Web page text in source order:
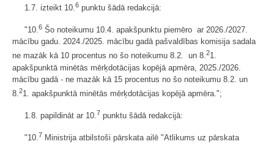
1.7. izteikt 10. 6 punktu šādā redakcijā:
"10.6 Šo noteikumu 10.4. apakšpunktu piemēro ar 2026./2027.
mācību gadu. 2024./2025. mācību gadā pašvaldības komisija sadala
ne mazāk kā 10 procentus no šo noteikumu 8.2. un 8.21.
apakšpunktā minētās mērķdotācijas kopējā apmēra, 2025./2026.
mācību gadā - ne mazāk kā 15 procentus no šo noteikumu 8.2. un
8. 21. apakšpunktā minētās mērķdotācijas kopējā apmēra.";
1.8. papildināt ar 10.7 punktu šādā redakcijā:
"10.7 Ministrija atbilstoši pārskata ailē "Atlikums uz pārskata